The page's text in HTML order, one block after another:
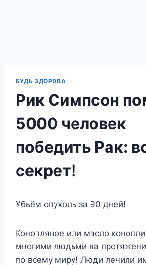
БУДЬ ЗДОРОВА
Рик Симпсон
5000 человек
победить Рак:
секрет!
Убьём опухоль за 90 дней!
Конопляное или масло конопли
многими людьми на
по всему миру! Люди лечили